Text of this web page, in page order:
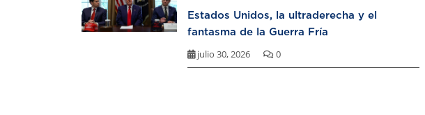
Estados Unidos, la ultraderecha y el
fantasma de la Guerra Fría
julio 30, 2026 0